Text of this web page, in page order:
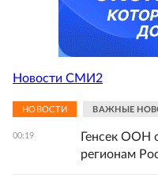
Новости СМИ2
НОВОСТИ ВАЖНЫЕ
00:19
Генсек ООН
регионам